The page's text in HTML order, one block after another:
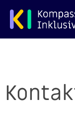
zum Hauptinhalt